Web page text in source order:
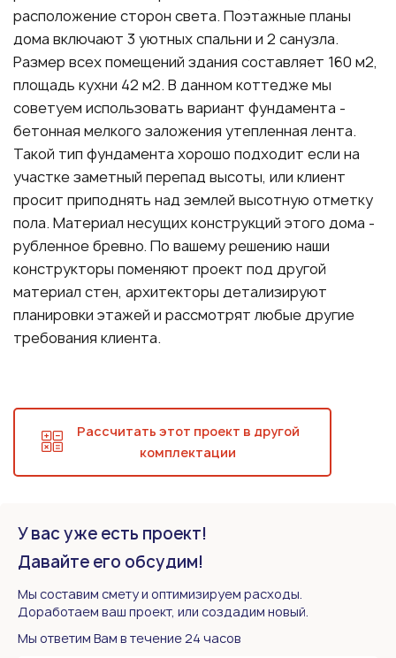
расположение сторон света. Поэтажные планы
дома включают 3 уютных спальни и 2 санузла.
Размер всех помещений здания составляет 160 м2,
площадь кухни 42 м2. В данном коттедже мы
советуем использовать вариант фундамента -
бетонная мелкого заложения утепленная лента.
Такой тип фундамента хорошо подходит если на
участке заметный перепад высоты, или клиент
просит приподнять над землей высотную отметку
пола. Материал несущих конструкций этого дома -
рубленное бревно. По вашему решению наши
конструкторы поменяют проект под другой
материал стен, архитекторы детализируют
планировки этажей и рассмотрят любые другие
требования клиента.
Рассчитать этот проект в другой
комплектации
У вас уже есть проект!
Давайте его обсудим!
Мы составим смету и оптимизируем расходы.
Доработаем ваш проект, или создадим новый.
Мы ответим Вам в течение 24 часов